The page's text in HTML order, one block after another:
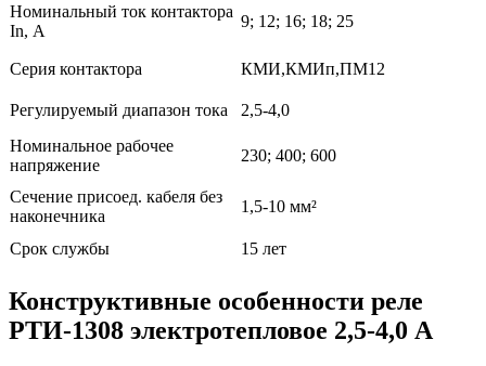
Номинальный ток контактора
In, А
9; 12; 16; 18; 25
Серия контактора КМИ,КМИп,ПМ12
Регулируемый диапазон тока
2,5-4,0
Номинальное рабочее
напряжение
230; 400; 600
Сечение присоед. кабеля без
наконечника
1,5-10 мм²
Срок службы 15 лет
Конструктивные особенности реле
РТИ-1308 электротепловое 2,5-4,0 А